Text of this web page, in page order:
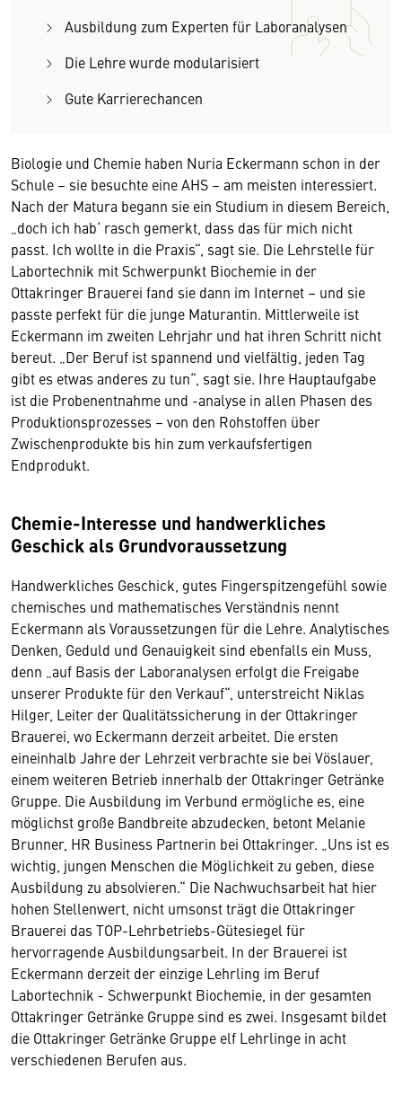
Ausbildung zum Experten für Laboranalysen
Die Lehre wurde modularisiert
Gute Karrierechancen
Biologie und Chemie haben Nuria Eckermann schon in der
Schule – sie besuchte eine AHS – am meisten interessiert.
Nach der Matura begann sie ein Studium in diesem Bereich,
„doch ich hab‘ rasch gemerkt, dass das für mich nicht
passt. Ich wollte in die Praxis“, sagt sie. Die Lehrstelle für
Labortechnik mit Schwerpunkt Biochemie in der
Ottakringer Brauerei fand sie dann im Internet – und sie
passte perfekt für die junge Maturantin. Mittlerweile ist
Eckermann im zweiten Lehrjahr und hat ihren Schritt nicht
bereut. „Der Beruf ist spannend und vielfältig, jeden Tag
gibt es etwas anderes zu tun“, sagt sie. Ihre Hauptaufgabe
ist die Probenentnahme und -analyse in allen Phasen des
Produktionsprozesses – von den Rohstoffen über
Zwischenprodukte bis hin zum verkaufsfertigen
Endprodukt.
Chemie-Interesse und handwerkliches
Geschick als Grundvoraussetzung
Handwerkliches Geschick, gutes Fingerspitzengefühl sowie
chemisches und mathematisches Verständnis nennt
Eckermann als Voraussetzungen für die Lehre. Analytisches
Denken, Geduld und Genauigkeit sind ebenfalls ein Muss,
denn „auf Basis der Laboranalysen erfolgt die Freigabe
unserer Produkte für den Verkauf“, unterstreicht Niklas
Hilger, Leiter der Qualitätssicherung in der Ottakringer
Brauerei, wo Eckermann derzeit arbeitet. Die ersten
eineinhalb Jahre der Lehrzeit verbrachte sie bei Vöslauer,
einem weiteren Betrieb innerhalb der Ottakringer Getränke
Gruppe. Die Ausbildung im Verbund ermögliche es, eine
möglichst große Bandbreite abzudecken, betont Melanie
Brunner, HR Business Partnerin bei Ottakringer. „Uns ist es
wichtig, jungen Menschen die Möglichkeit zu geben, diese
Ausbildung zu absolvieren.“ Die Nachwuchsarbeit hat hier
hohen Stellenwert, nicht umsonst trägt die Ottakringer
Brauerei das TOP-Lehrbetriebs-Gütesiegel für
hervorragende Ausbildungsarbeit. In der Brauerei ist
Eckermann derzeit der einzige Lehrling im Beruf
Labortechnik - Schwerpunkt Biochemie, in der gesamten
Ottakringer Getränke Gruppe sind es zwei. Insgesamt bildet
die Ottakringer Getränke Gruppe elf Lehrlinge in acht
verschiedenen Berufen aus.